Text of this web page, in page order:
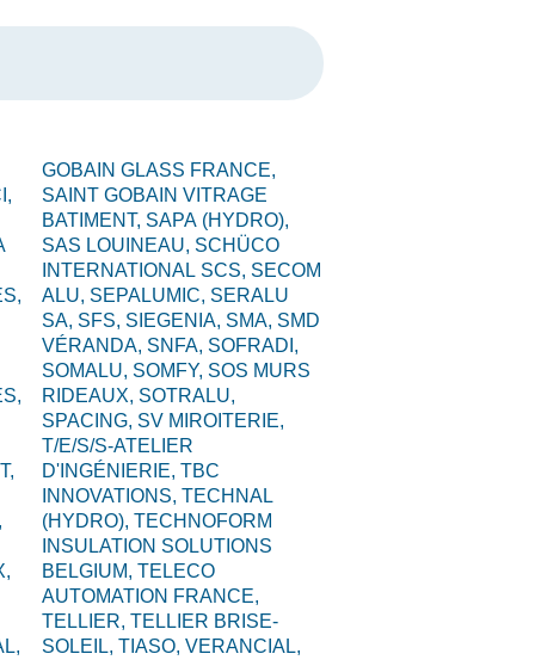
GOBAIN GLASS FRANCE,
SAINT GOBAIN VITRAGE
BATIMENT, SAPA (HYDRO),
SAS LOUINEAU, SCHÜCO
INTERNATIONAL SCS, SECOM
ALU, SEPALUMIC, SERALU
SA, SFS, SIEGENIA, SMA, SMD
VÉRANDA, SNFA, SOFRADI,
SOMALU, SOMFY, SOS MURS
RIDEAUX, SOTRALU,
SPACING, SV MIROITERIE,
T/E/S/S-ATELIER
D'INGÉNIERIE,TBC
INNOVATIONS,TECHNAL
(HYDRO),TECHNOFORM
INSULATION SOLUTIONS
BELGIUM,TELECO
AUTOMATION FRANCE,
TELLIER,TELLIER BRISE-
SOLEIL,TIASO,VERANCIAL,